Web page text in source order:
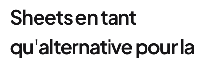
Sheets en tant
qu'alternative pour la